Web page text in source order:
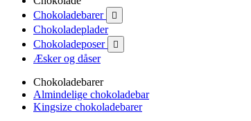
Chokoladebarer

Chokoladeplader
Chokoladeposer

Æsker og dåser
Chokoladebarer
Almindelige chokoladebar
Kingsize chokoladebarer